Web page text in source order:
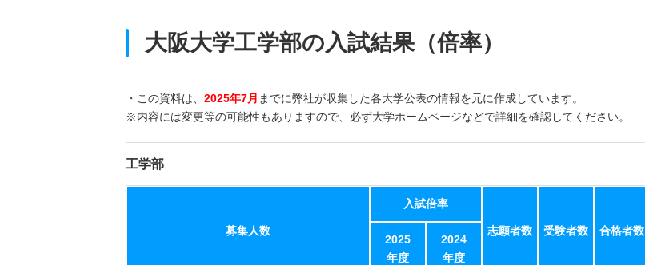
大阪大学工学部の入試結果（倍率）
・この資料は、 2025年7月 までに弊社が収集した各大学公表の情報を元に作成しています。
※内容には変更等の可能性もありますので、必ず大学ホームページなどで詳細を確認してください。
工学部
募集人数
入試倍率
志願者数 受験者数 合格者数
2025
年度
2024
年度